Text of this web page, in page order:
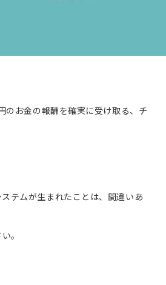
のお金の報酬を確実に受け取る、チ
テムが生まれたことは、間違いあ
。